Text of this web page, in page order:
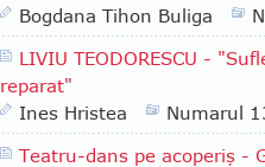
Bogdana Tihon Buliga
LIVIU TEODORESCU -
reparat"
Ines Hristea
Numarul
Teatru-dans pe acoperiş -